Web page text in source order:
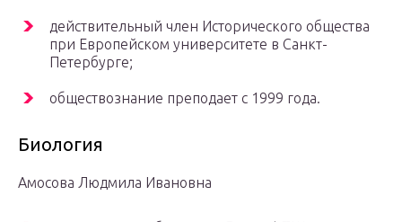
действительный член Исторического общества
при Европейском университете в Санкт-
Петербурге;
обществознание преподает с 1999 года.
Биология
Амосова Людмила Ивановна